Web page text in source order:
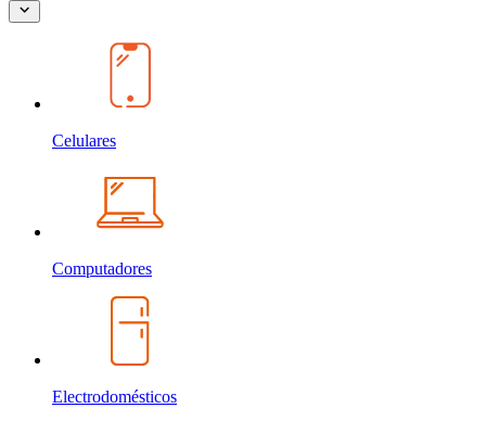
Celulares
Computadores
Electrodomésticos